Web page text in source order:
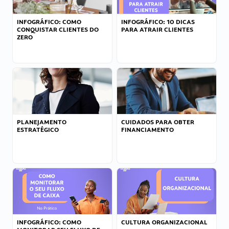
INFOGRÁFICO: COMO
CONQUISTAR CLIENTES DO
ZERO
INFOGRÁFICO: 10 DICAS
PARA ATRAIR CLIENTES
PLANEJAMENTO
ESTRATÉGICO
CUIDADOS PARA OBTER
FINANCIAMENTO
INFOGRÁFICO: COMO
CULTURA ORGANIZACIONAL